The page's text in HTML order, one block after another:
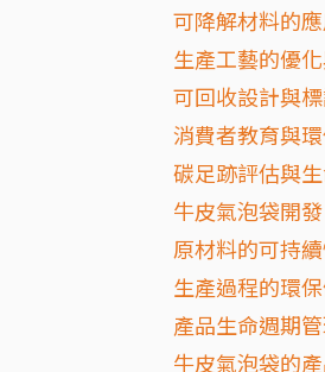
可降解材料的
生產工藝的優
可回收設計與
消費者教育與
碳足跡評估與
牛皮氣泡袋開
原材料的可持
生產過程的環
產品生命週期
牛皮氣泡袋的